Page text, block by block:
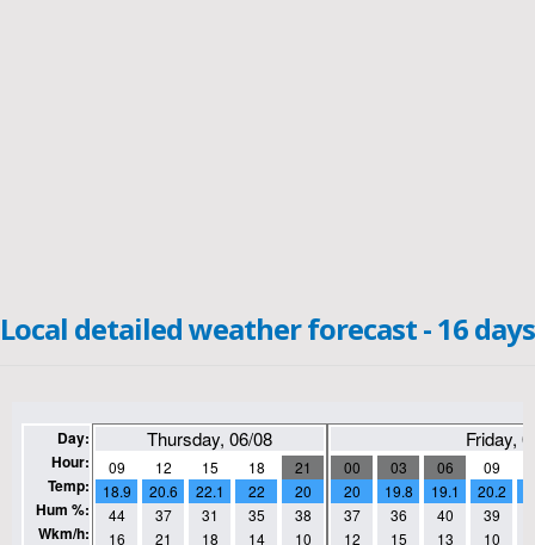
Local detailed weather forecast - 16 days